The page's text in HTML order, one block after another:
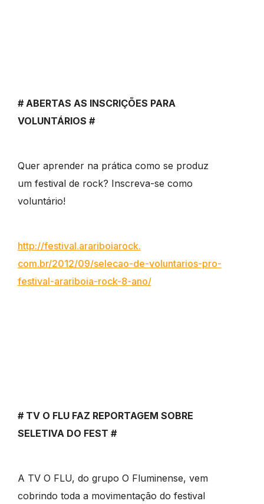
# ABERTAS AS INSCRIÇÕES PARA
VOLUNTÁRIOS #
Quer aprender na prática como se produz
um festival de rock? Inscreva-se como
voluntário!
http://festival.arariboiarock.
com.br/2012/09/selecao-de-voluntarios-pro-
festival-arariboia-rock-8-ano/
# TV O FLU FAZ REPORTAGEM SOBRE
SELETIVA DO FEST #
A TV O FLU, do grupo O Fluminense, vem
cobrindo toda a movimentação do festival